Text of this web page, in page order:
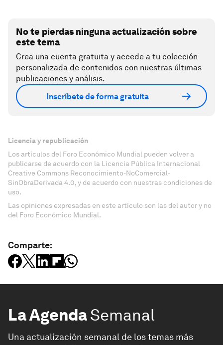
No te pierdas ninguna actualización sobre
este tema
Crea una cuenta gratuita y accede a tu colección
personalizada de contenidos con nuestras últimas
publicaciones y análisis.
Inscríbete de forma gratuita
Licencia y republicación
Los artículos del Foro Económico Mundial pueden volver a
publicarse de acuerdo con la Licencia Pública Internacional
Creative Commons Reconocimiento-NoComercial-
SinObraDerivada 4.0, y de acuerdo con nuestras condiciones de
uso.
Las opiniones expresadas en este artículo son las del autor y no
del Foro Económico Mundial.
Comparte:
La AgendaSemanal
Una actualización semanal de los temas más